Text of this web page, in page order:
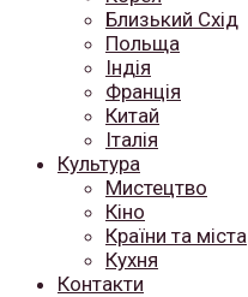
Близький Схід
Польща
Індія
Франція
Китай
Італія
Культура
Мистецтво
Кіно
Країни та міста
Кухня
Контакти